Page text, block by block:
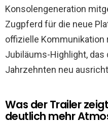
Konsolengeneration
Zugpferd für die neue
offizielle Kommunikation
Jubiläums-Highlight, das
Jahrzehnten neu
Was der Trailer
deutlich mehr